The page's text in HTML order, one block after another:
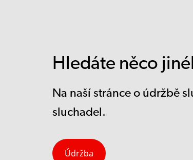
Hledáte něco
Na naší stránce o údržbě
sluchadel.
Údržba